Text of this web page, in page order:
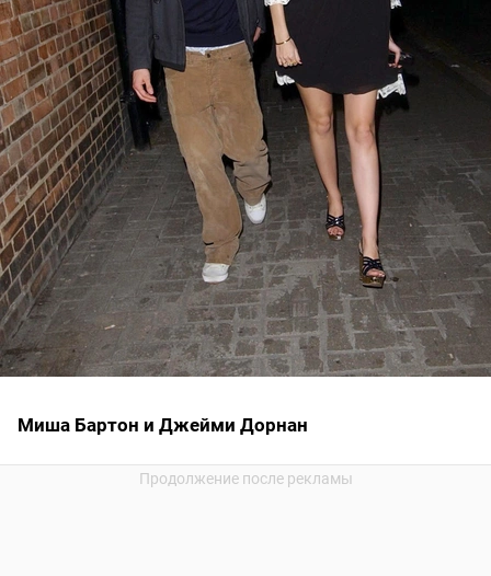
Миша Бартон и Джейми Дорнан